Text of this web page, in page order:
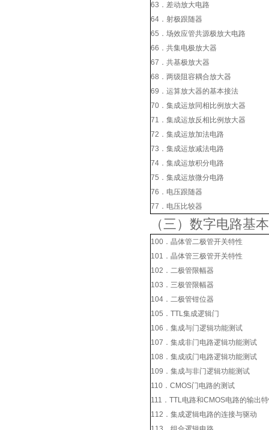
63．差动放大电路
64．射极跟随器
65．场效应管共源极放大电路
66．共集电极放大器
67．共基极放大器
68．两级阻容耦合放大器
69．运算放大器的基本接法
70．集成运放同相比例放大器
71．集成运放反相比例放大器
72．集成运放加法电路
73．集成运放减法电路
74．集成运放积分电路
75．集成运放微分电路
76．电压跟随器
77．电压比较器
（三）数字电路基
100．晶体管二极管开关特性
101．晶体管三极管开关特性
102．二极管限幅器
103．三极管限幅器
104．二极管钳位器
105．TTL集成逻辑门
106．集成与门逻辑功能测试
107．集成非门电路逻辑功能测试
108．集成或门电路逻辑功能测试
109．集成与非门逻辑功能测试
110．CMOS门电路的测试
111．TTL电路和CMOS电路的输出
112．集成逻辑电路的连接与驱动